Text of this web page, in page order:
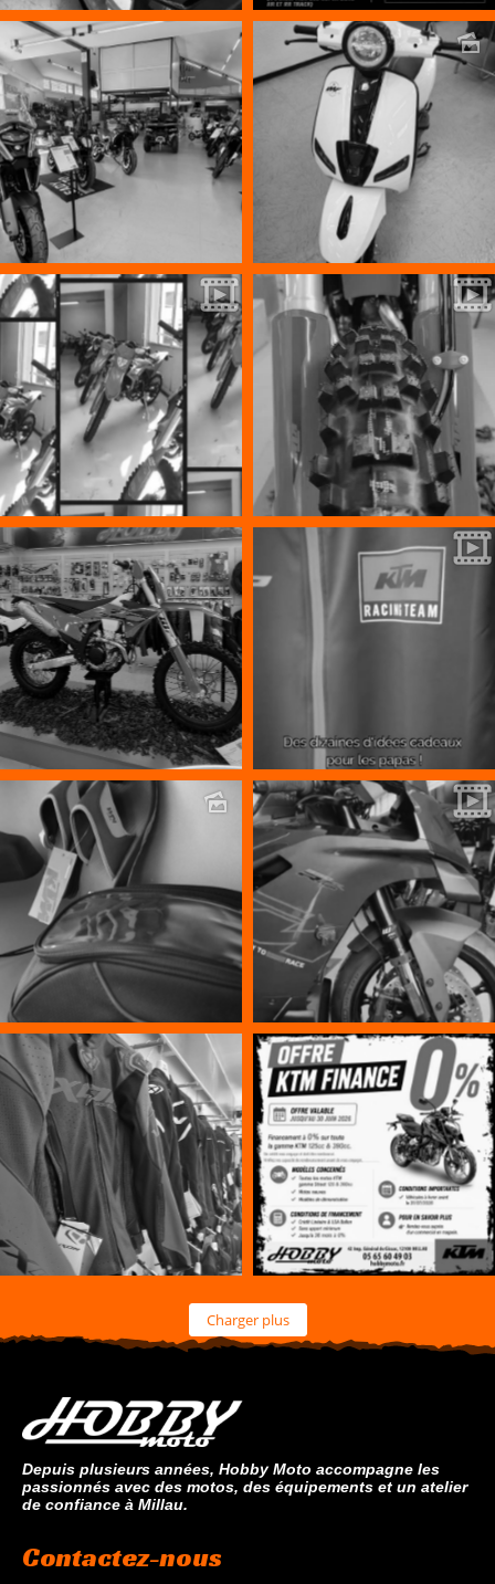
Charger plus
Depuis plusieurs années, Hobby Moto accompagne les
passionnés avec des motos, des équipements et un atelier
de confiance à Millau.
Contactez-nous